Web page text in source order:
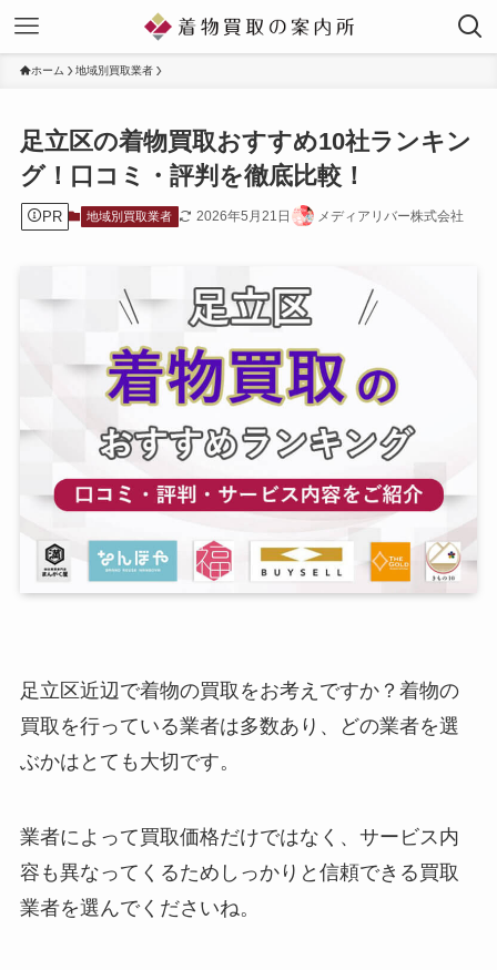
ホーム 地域別買取業者
足立区の着物買取おすすめ10社ランキン
グ！口コミ・評判を徹底比較！
PR 地域別買取業者 2026年5月21日 メディアリバー株式会社
足立区近辺で着物の買取をお考えですか？着物の
買取を行っている業者は多数あり、どの業者を選
ぶかはとても大切です。
業者によって買取価格だけではなく、サービス内
容も異なってくるためしっかりと信頼できる買取
業者を選んでくださいね。